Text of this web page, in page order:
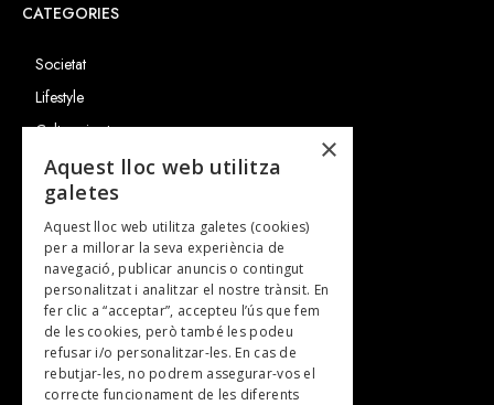
CATEGORIES
Societat
Lifestyle
Cultura i art
Entrevistes
Gastronomia
TV
Plans per fer
Revistes
SUBSCRIU-TE A LA NOSTRA NEWSLETTER!
×
Aquest lloc web utilitza
galetes
Aquest lloc web utilitza galetes (cookies)
per a millorar la seva experiència de
navegació, publicar anuncis o contingut
personalitzat i analitzar el nostre trànsit. En
fer clic a “acceptar”, accepteu l’ús que fem
de les cookies, però també les podeu
refusar i/o personalitzar-les. En cas de
rebutjar-les, no podrem assegurar-vos el
correcte funcionament de les diferents